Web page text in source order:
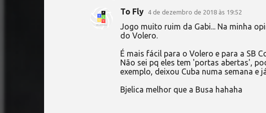
To Fly 4 de dezembro de 2018 às 19:52
Jogo muito ruim da Gabi... Na minha
do Volero.
É mais fácil para o Volero e para a SB
Não sei pq eles tem 'portas abertas',
exemplo, deixou Cuba numa semana e
Bjelica melhor que a Busa hahaha